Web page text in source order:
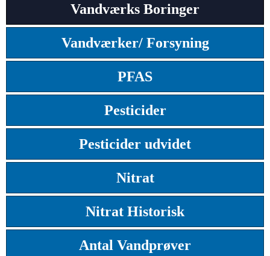
Vandværks Boringer
Vandværker/ Forsyning
PFAS
Pesticider
Pesticider udvidet
Nitrat
Nitrat Historisk
Antal Vandprøver